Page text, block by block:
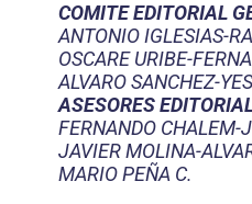
COMITE EDITORIAL
ANTONIO IGLESIAS-
OSCARE URIBE-
ALVARO SANCHEZ-
ASESORES
FERNANDO CHALEM-
JAVIER MOLINA-
MARIO PEÑA C.